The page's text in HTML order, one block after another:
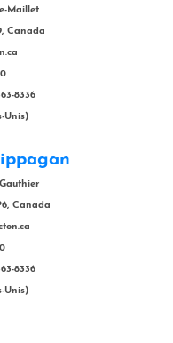
Maillet
Canada
8336
Unis)
Canada
8336
Unis)